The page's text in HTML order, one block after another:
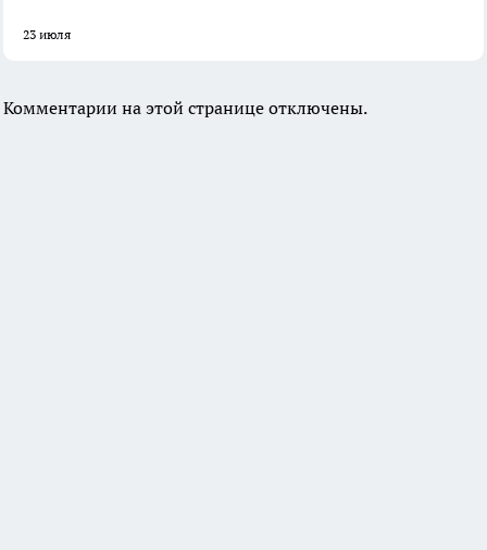
23 июля
Комментарии на этой странице отключены.